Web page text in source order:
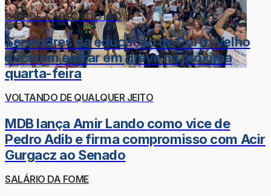
DOR-DE-CABEÇA DO LÉO
Servidores da educação de Porto Velho
decidem entrar em greve na próxima
quarta-feira
VOLTANDO DE QUALQUER JEITO
MDB lança Amir Lando como vice de
Pedro Adib e firma compromisso com Acir
Gurgacz ao Senado
SALÁRIO DA FOME